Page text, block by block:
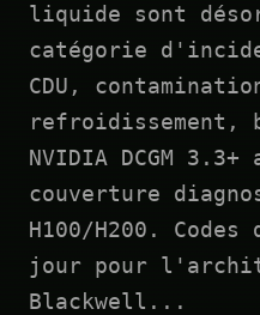
liquide sont
catégorie
CDU,
NVIDIA DCGM
couverture
H100/H200.
jour pour
Blackwell...